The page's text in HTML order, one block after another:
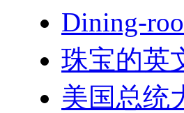
Dining-
珠宝的英
美国总统